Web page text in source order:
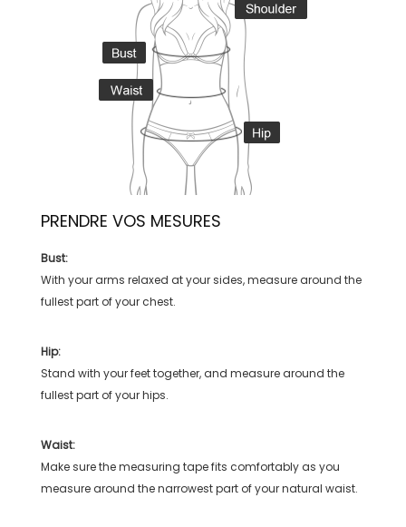
PRENDRE VOS MESURES
Bust:
With your arms relaxed at your sides, measure around the
fullest part of your chest.
Hip:
Stand with your feet together, and measure around the
fullest part of your hips.
Waist:
Make sure the measuring tape fits comfortably as you
measure around the narrowest part of your natural waist.